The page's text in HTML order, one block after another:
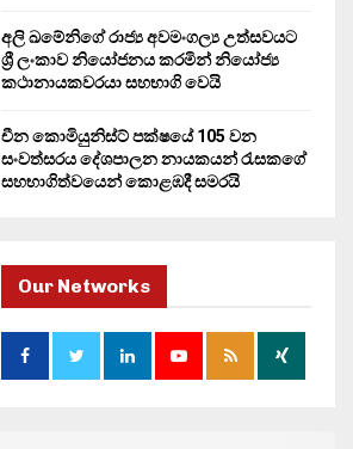
අලි ඛමේනිගේ රාජ්‍ය අවමංගල්‍ය උත්සවයට
ශ්‍රී ලංකාව නියෝජනය කරමින් නියෝජ්‍ය
කථානායකවරයා සහභාගි වෙයි
චීන කොමියුනිස්ට් පක්ෂයේ 105 වන
සංවත්සරය දේශපාලන නායකයන් රැසකගේ
සහභාගිත්වයෙන් කොළඹදී සමරයි
Our Networks